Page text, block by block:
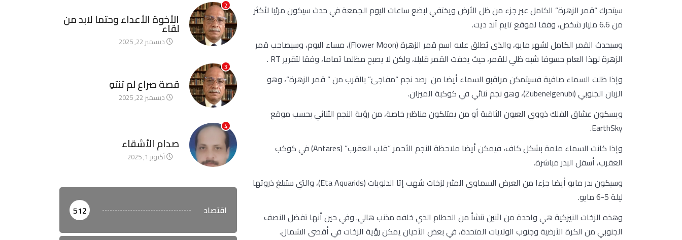
سيتحرك “قمر الزهرة” الكامل عبر جزء من ظل الأرض ويختفي لبضع ساعات اليوم الجمعة في حدث سيكون مرئيا لأكثر
من 6.6 مليار شخص، وفقا لموقع تايم آند ديت.
وسيحدث القمر الكامل لشهر مايو، والذي يُطلق عليه اسم قمر الزهرة (Flower Moon)، مساء اليوم، وسيصاحب قمر
الزهرة لهذا العام خسوفا شبه ظلي للقمر، حيث يخفت القمر قليلا، ولكن لا يصبح مظلما تماما، وفقا لتقرير RT .
وإذا ظلت السماء صافية فسيتمكن مراقبو السماء أيضا من رصد نجم “مفاجئ” بالقرب من ” قمر الزهرة”، وهو
الزبان الجنوبي (Zubenelgenubi)، وهو نجم ثنائي في كوكبة الميزان.
ويسكون عشاق الفلك ذووي العيون الثاقبة أو من يمتلكون مناظير خاصة، من رؤية النجم الثنائي بحسب موقع
EarthSky.
وإذا كانت السماء ملمة بشكل كاف، فيمكن أيضا ملاحظة النجم الأحمر “قلب العقرب” (Antares) في كوكب
العقرب، أسفل البدر مباشرة.
وسيكون بدر مايو أيضا جزءا من العرض السماوي المثير لزخات شهب إتا الدلويات (Eta Aquarids)، والتي ستبلغ ذروتها
ليلة 5-6 مايو.
وهذه الزخات النيزكية هي واحدة من اثنين تنشأ من الحطام الذي خلفه مذنب هالي. وفي حين أنها تفضل النصف
الجنوبي من الكرة الأرضية وجنوب الولايات المتحدة، في بعض الأحيان يمكن رؤية الزخات في أقصى الشمال.
2
الأخوة الأعداء وحتمًا لابد من
لقاء
ديسمبر 22, 2025
3
قصة صراع لم تنتهِ
ديسمبر 22, 2025
4
صدام الأشقاء
أكتوبر 1, 2025
اقتصاد 512